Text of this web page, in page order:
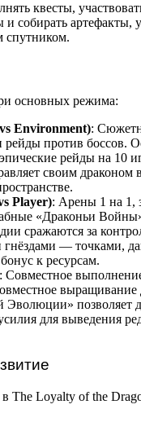
квесты,
и собирать артефакты,
спутником.
основных режима:
Environment):
рейды против боссов.
рейды на 10
своим драконом
Player): Арены 1 на 1,
«Драконьи
сражаются за
гнёздами — точками,
к ресурсам.
: Совместное
выращивание
Эволюции» позволяет
для выведения
The Loyalty of the